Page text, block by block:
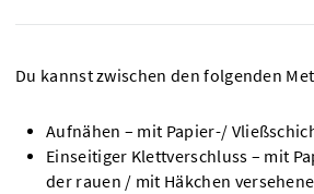
Du kannst zwischen den folgenden
Aufnähen – mit Papier-/
Einseitiger Klettverschluss – mit
der rauen / mit Häkchen